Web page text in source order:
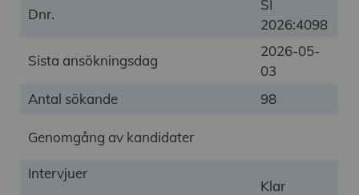
Dnr.
SI
2026:4098
Sista ansökningsdag
2026-05-
03
Antal sökande
98
Genomgång av kandidater
Intervjuer
Klar